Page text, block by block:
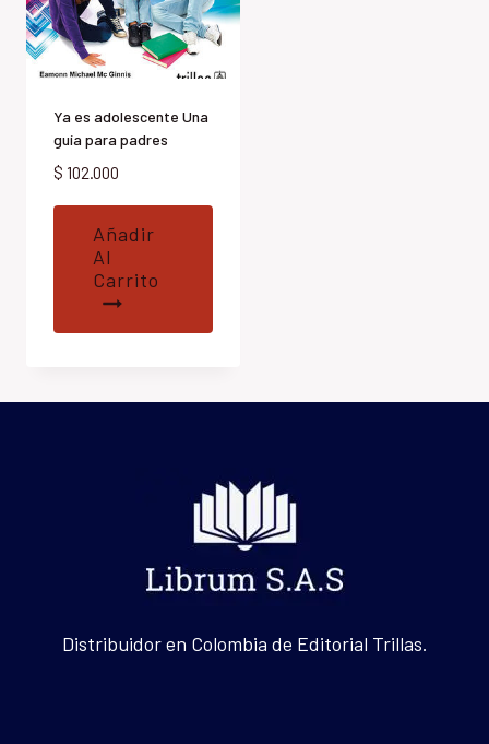
Ya es adolescente Una
guía para padres
$ 102.000
Añadir
Al
Carrito
Distribuidor en Colombia de Editorial Trillas.